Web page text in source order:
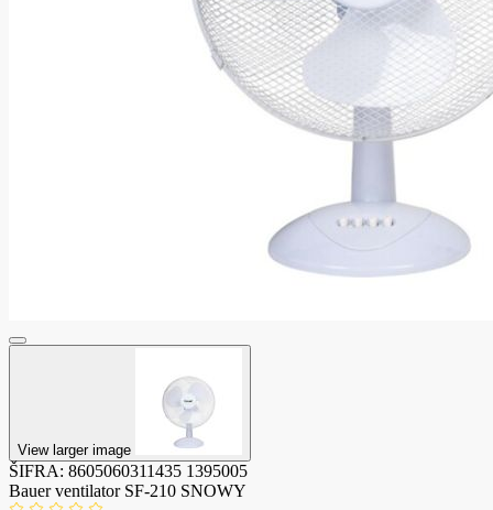
View larger image
ŠIFRA: 8605060311435 1395005
Bauer ventilator SF-210 SNOWY